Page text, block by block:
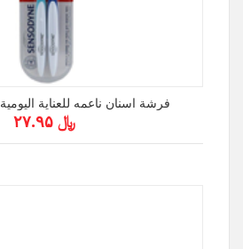
فرشة اسنان ناعمه للعناية اليومية 1+1 سنسوداين
﷼ ۲۷.۹۵